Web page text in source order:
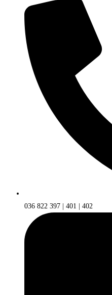
036 822 397 | 401 | 402